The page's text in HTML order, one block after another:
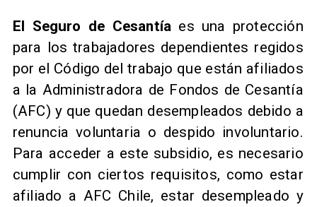
El Seguro de Cesantía es una protección
para los trabajadores dependientes regidos
por el Código del trabajo que están afiliados
a la Administradora de Fondos de Cesantía
(AFC) y que quedan desempleados debido a
renuncia voluntaria o despido involuntario.
Para acceder a este subsidio, es necesario
cumplir con ciertos requisitos, como estar
afiliado a AFC Chile, estar desempleado y